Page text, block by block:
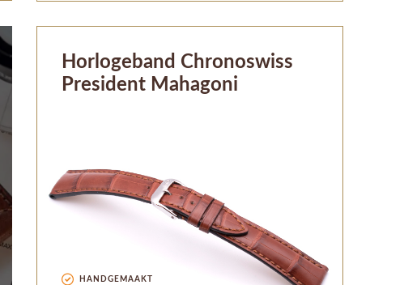
Horlogeband Chronoswiss
President Mahagoni
HANDGEMAAKT